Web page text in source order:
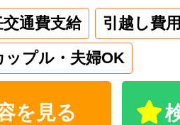
交通費支給
引越し費
ップル・夫婦OK
を見る